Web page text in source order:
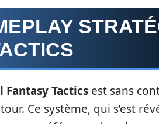
Fantasy Tactics est sans
Ce système, qui s’est